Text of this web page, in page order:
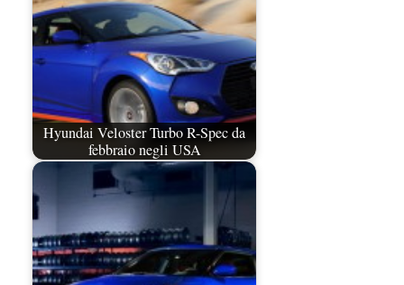
Hyundai Veloster Turbo R-Spec da
febbraio negli USA